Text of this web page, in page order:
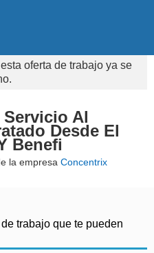
oferta de trabajo ya se
Al
Desde El
Benefi
la empresa Concentrix
trabajo que te pueden